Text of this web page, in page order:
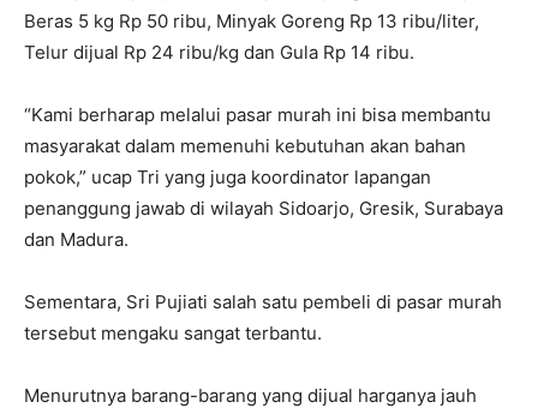
Beras 5 kg Rp 50 ribu, Minyak Goreng Rp 13 ribu/liter,
Telur dijual Rp 24 ribu/kg dan Gula Rp 14 ribu.
“Kami berharap melalui pasar murah ini bisa membantu
masyarakat dalam memenuhi kebutuhan akan bahan
pokok,” ucap Tri yang juga koordinator lapangan
penanggung jawab di wilayah Sidoarjo, Gresik, Surabaya
dan Madura.
Sementara, Sri Pujiati salah satu pembeli di pasar murah
tersebut mengaku sangat terbantu.
Menurutnya barang-barang yang dijual harganya jauh